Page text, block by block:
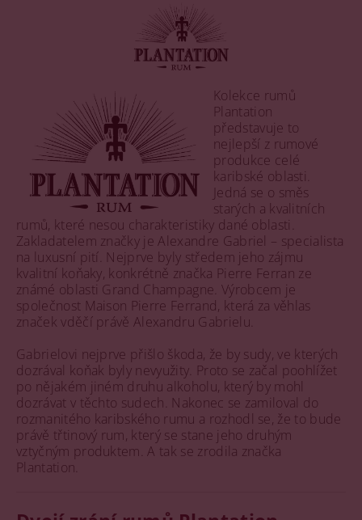
Kolekce rumů
Plantation
představuje to
nejlepší z rumové
produkce celé
karibské oblasti.
Jedná se o směs
starých a kvalitních
rumů, které nesou charakteristiky dané oblasti.
Zakladatelem značky je Alexandre Gabriel – specialista
na luxusní pití. Nejprve byly středem jeho zájmu
kvalitní koňaky, konkrétně značka Pierre Ferran ze
známé oblasti Grand Champagne. Výrobcem je
společnost Maison Pierre Ferrand, která za věhlas
značek vděčí právě Alexandru Gabrielu.
Gabrielovi nejprve přišlo škoda, že by sudy, ve kterých
dozrával koňak byly nevyužity. Proto se začal poohlížet
po nějakém jiném druhu alkoholu, který by mohl
dozrávat v těchto sudech. Nakonec se zamiloval do
rozmanitého karibského rumu a rozhodl se, že to bude
právě třtinový rum, který se stane jeho druhým
vztyčným produktem. A tak se zrodila značka
Plantation.